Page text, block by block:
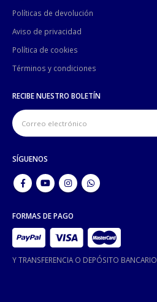
Políticas de devolución
Aviso de privacidad
Política de cookies
Términos y condiciones
RECIBE NUESTRO BOLETÍN
SÍGUENOS
FORMAS DE PAGO
Y TRANSFERENCIA O DEPÓSITO BANCARIO